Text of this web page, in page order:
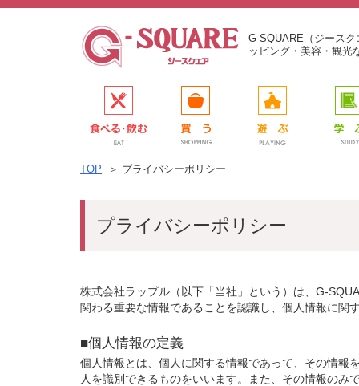
G-SQUARE（ジース
ッピング・美容・観光
TOP ＞ プライバシーポリシー
プライバシーポリシー
株式会社ラップル（以下「当社」という）は、G-
関わる重要な情報であることを認識し、個人情報に関
■個人情報の定義
個人情報とは、個人に関する情報であって、その情報
人を識別できるものをいいます。また、その情報の